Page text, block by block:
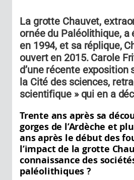
La grotte Chauvet,
ornée du Paléolithique, a
en 1994, et sa réplique,
ouvert en 2015. Carole
d’une récente exposition
la Cité des sciences,
scientifique » qui en a
Trente ans après sa
gorges de l’Ardèche et
ans après le début des
l’impact de la grotte
connaissance des
paléolithiques ?